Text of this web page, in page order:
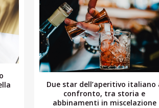
Due star dell’aperitivo italiano
confronto, tra storia e
abbinamenti in miscelazione